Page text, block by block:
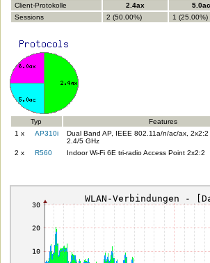
Client-Protokolle 2.4ax 5.0ac
Sessions
2 (50.00%) 1 (25.00%)
Typ Features
1 x
AP310i
Dual Band AP, IEEE 802.11a/n/ac/ax,
2.4/5 GHz
2 x R560 Indoor Wi-Fi 6E tri-radio Access Point 2x2:2